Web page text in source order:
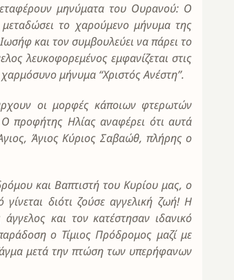
μηνύματα του Ουρανού: Ο
το χαρούμενο μήνυμα της
και τον συμβουλεύει να πάρει το
λευκοφορεμένος εμφανίζεται στις
μήνυμα “Χριστός Ανέστη”.
οι μορφές κάποιων φτερωτών
Ο προφήτης Ηλίας αναφέρει ότι αυτά
Άγιος Κύριος Σαβαώθ, πλήρης ο
και Βαπτιστή του Κυρίου μας, ο
διότι ζούσε αγγελική ζωή! Η
και τον κατέστησαν ιδανικό
ο Τίμιος Πρόδρομος μαζί με
μετά την πτώση των υπερήφανων